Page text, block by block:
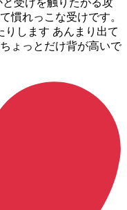
受けを触りたがる攻
慣れっこな受けです。
りします あんまり出て
ょっとだけ背が高いで